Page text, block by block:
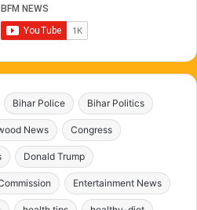
Bihar Police Bihar Politics
News Congress
Donald Trump
Entertainment News